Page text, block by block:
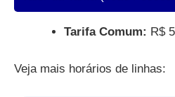
Tarifa Comum: R$
Veja mais horários de linhas: